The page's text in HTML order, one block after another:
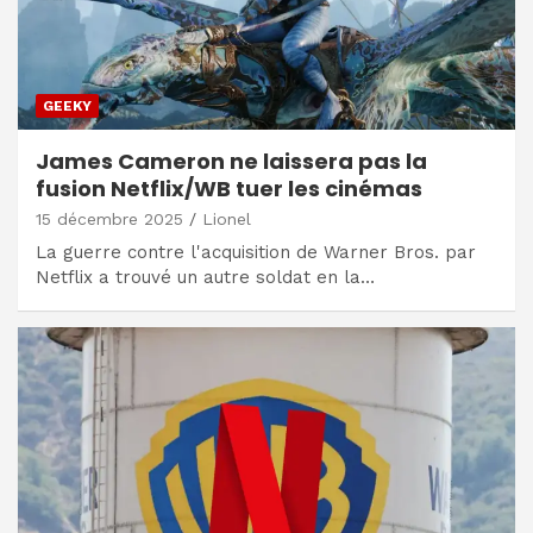
GEEKY
James Cameron ne laissera pas la
fusion Netflix/WB tuer les cinémas
15 décembre 2025 Lionel
La guerre contre l'acquisition de Warner Bros. par
Netflix a trouvé un autre soldat en la…